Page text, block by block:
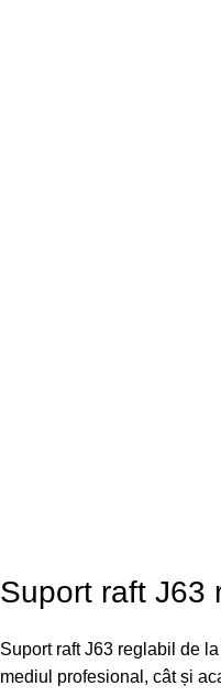
Suport raft J63
Suport raft J63 reglabil de
mediul profesional, cât și